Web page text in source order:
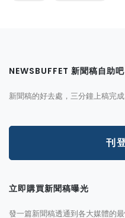
NEWSBUFFET 新聞稿自助吧
新聞稿的好去處，三分鐘上稿完
刊
立即購買新聞稿曝光
發一篇新聞稿透通到各大媒體的